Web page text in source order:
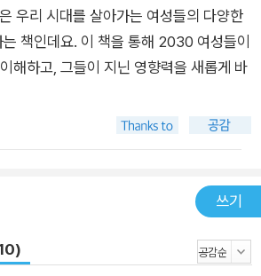
을 우리
장의 기회가 열린다. 《스물하나, 서른아
마디로 정의하는 것 대신 그들 한 명 한 명
기도 하다. 반대로, 가끔 ‘사는 게 다 똑
나’ 하며 ‘우리’라는 이름이 갑갑해질 때,
은 우리 시대를 살아가는 여성들의 다양한
책인데요. 이 책을 통해 2030 여성들이
해하고, 그들이 지닌 영향력을 새롭게 바
쓰기